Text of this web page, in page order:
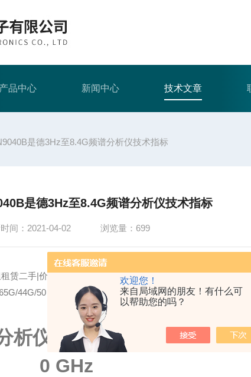
欢迎您！
来自局域网的朋友！有什么可
以帮助您的吗？
产品中心 新闻中心 技术文章
是德3Hz至8.4G频谱分析仪技术指标
是德3Hz至8.4G频谱分析仪技术指标
间：2021-04-02 浏览量：699
赁二手|价格|成都|苏州北京|上海|深圳(26.5/44/50G|频谱分析仪
44G/50 GHz
析仪，多点触控2Hz-26.5G/
0 GHz